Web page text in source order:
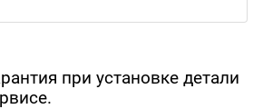
при установке детали